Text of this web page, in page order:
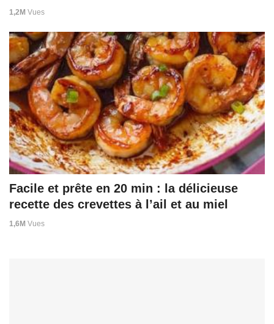
1,2M Vues
Facile et prête en 20 min : la délicieuse
recette des crevettes à l’ail et au miel
1,6M Vues